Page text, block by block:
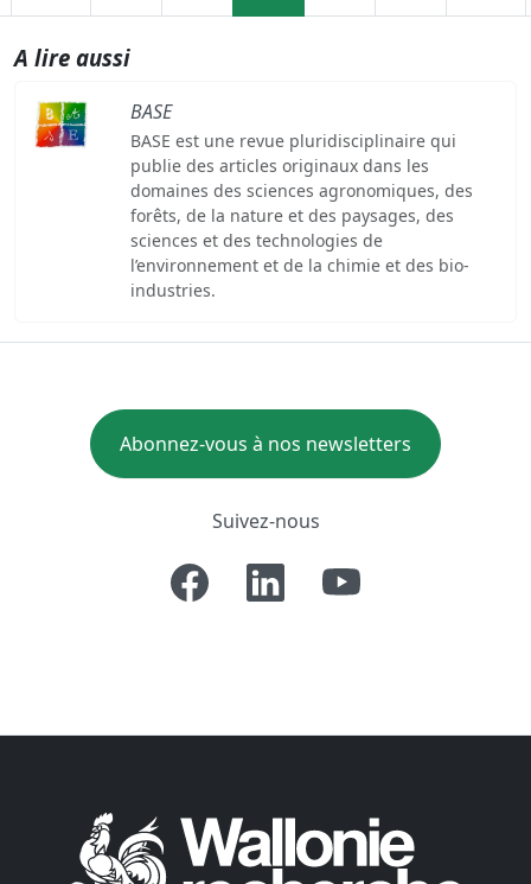
A lire aussi
BASE
BASE est une revue pluridisciplinaire qui
publie des articles originaux dans les
domaines des sciences agronomiques, des
forêts, de la nature et des paysages, des
sciences et des technologies de
l’environnement et de la chimie et des bio-
industries.
Abonnez-vous à nos newsletters
Suivez-nous